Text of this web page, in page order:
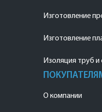
Изготовление
Изготовление
Изоляция труб и
О компании